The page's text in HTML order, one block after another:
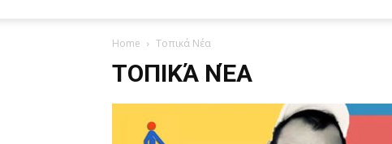
Home Τοπικά Νέα
ΤΟΠΙΚΆ ΝΈΑ